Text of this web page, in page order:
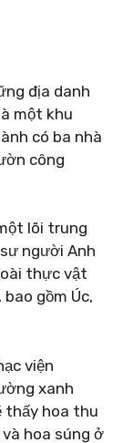
địa danh
một khu
có ba nhà
công
lõi trung
người Anh
thực vật
gồm Úc,
viện
xanh
thấy hoa thu
hoa súng ở